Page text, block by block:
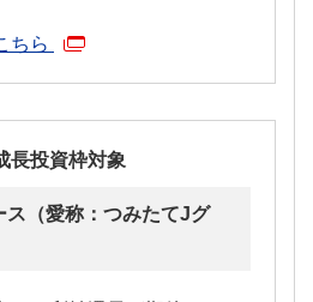
ちら
長投資枠対象
ス（愛称：つみたてJグ